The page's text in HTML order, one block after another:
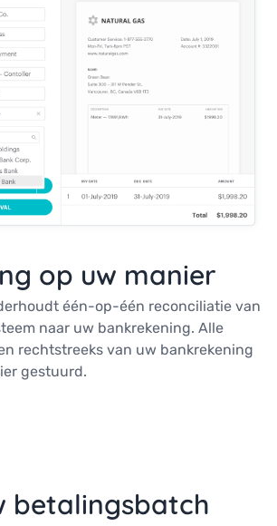
op uw manier
één-op-één reconciliatie van
naar uw bankrekening. Alle
rechtstreeks van uw bankrekening
gestuurd.
betalingsbatch